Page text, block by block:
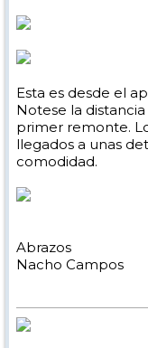
Esta es desde el
Notese la
primer remonte.
llegados a unas
comodidad.
Abrazos
Nacho Campos